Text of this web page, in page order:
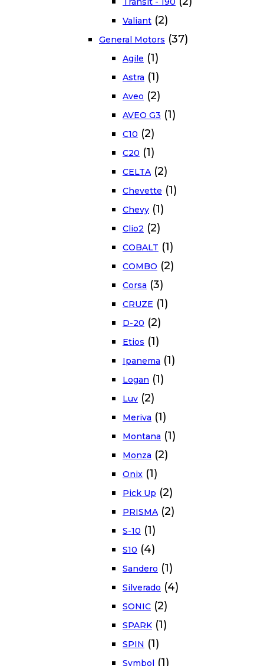
Valiant (2)
General Motors (37)
Agile (1)
Astra (1)
Aveo (2)
AVEO G3 (1)
C10 (2)
C20 (1)
CELTA (2)
Chevette (1)
Chevy (1)
Clio2 (2)
COBALT (1)
COMBO (2)
Corsa (3)
CRUZE (1)
D-20 (2)
Etios (1)
Ipanema (1)
Logan (1)
Luv (2)
Meriva (1)
Montana (1)
Monza (2)
Onix (1)
Pick Up (2)
PRISMA (2)
S-10 (1)
S10 (4)
Sandero (1)
Silverado (4)
SONIC (2)
SPARK (1)
SPIN (1)
Symbol (1)